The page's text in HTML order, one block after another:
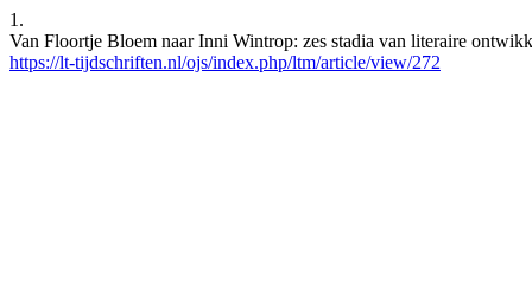
1.
Van Floortje Bloem naar Inni Wintrop: zes stadia van literaire
https://lt-tijdschriften.nl/ojs/index.php/ltm/article/view/272